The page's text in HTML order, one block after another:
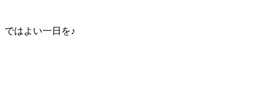
ではよい一日を♪